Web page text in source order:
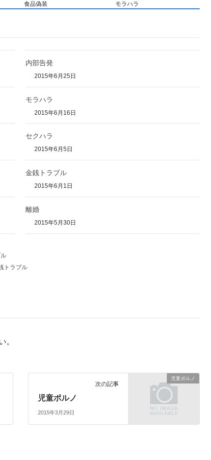
食品偽装 モラハラ
内部告発
2015年6月25日
モラハラ
2015年6月16日
セクハラ
2015年6月5日
金銭トラブル
2015年6月1日
離婚
2015年5月30日
トラブル
。
児童ポルノ
次の記事
児童ポルノ
2015年3月29日